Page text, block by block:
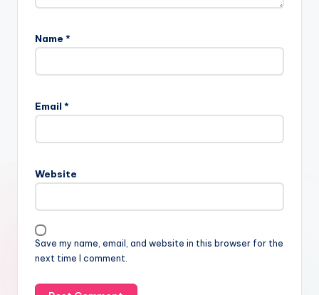
Name *
Email *
Website
Save my name, email, and website in this browser for the
next time I comment.